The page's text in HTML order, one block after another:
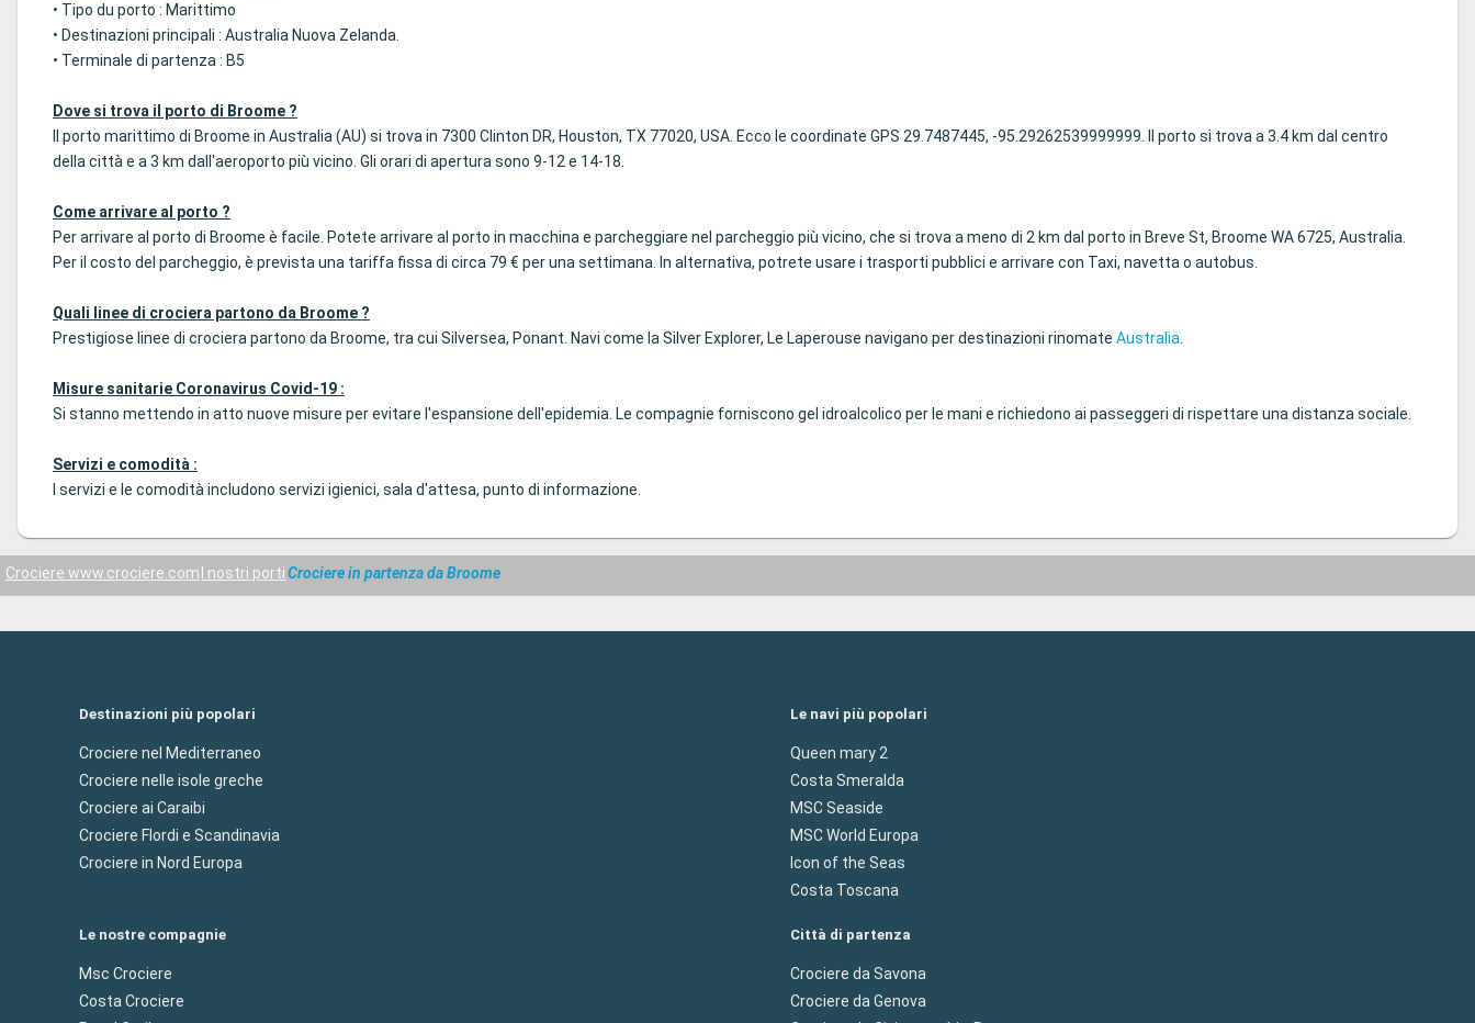
• Tipo du porto : Marittimo
• Destinazioni principali : Australia Nuova Zelanda.
• Terminale di partenza : B5
Dove si trova il porto di Broome ?
Il porto marittimo di Broome in Australia (AU) si trova in 7300 Clinton DR, Houston, TX 77020, USA. Ecco le coordinate GPS 29.7487445, -95.29262539999999. Il porto si trova a 3.4 km dal centro
della città e a 3 km dall'aeroporto più vicino. Gli orari di apertura sono 9-12 e 14-18.
Come arrivare al porto ?
Per arrivare al porto di Broome è facile. Potete arrivare al porto in macchina e parcheggiare nel parcheggio più vicino, che si trova a meno di 2 km dal porto in Breve St, Broome WA 6725, Australia.
Per il costo del parcheggio, è prevista una tariffa fissa di circa 79 € per una settimana. In alternativa, potrete usare i trasporti pubblici e arrivare con Taxi, navetta o autobus.
Quali linee di crociera partono da Broome ?
Prestigiose linee di crociera partono da Broome, tra cui Silversea, Ponant. Navi come la Silver Explorer, Le Laperouse navigano per destinazioni rinomate Australia
Misure sanitarie Coronavirus Covid-19 :
Si stanno mettendo in atto nuove misure per evitare l'espansione dell'epidemia. Le compagnie forniscono gel idroalcolico per le mani e richiedono ai passeggeri di rispettare una distanza sociale.
Servizi e comodità :
I servizi e le comodità includono servizi igienici, sala d'attesa, punto di informazione.
Crociere www.crociere.com I nostri portiCrociere in partenza da Broome
Destinazioni più popolari
Crociere nel Mediterraneo
Crociere nelle isole greche
Crociere ai Caraibi
Crociere Flordi e Scandinavia
Crociere in Nord Europa
Le navi più popolari
Queen mary 2
Costa Smeralda
MSC Seaside
MSC World Europa
Icon of the Seas
Costa Toscana
Le nostre compagnie
Msc Crociere
Costa Crociere
Città di partenza
Crociere da Savona
Crociere da Genova